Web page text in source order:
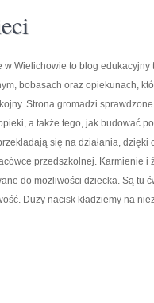
w Wielichowie to blog
bobasach oraz opiekunach,
Strona gromadzi
a także tego, jak budować
się na działania, dzięki
przedszkolnej. Karmienie
do możliwości dziecka. Są tu
Duży nacisk kładziemy na